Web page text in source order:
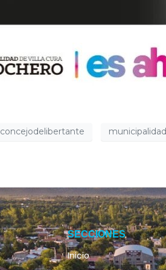
concejodelibertante municipalidad
SECCIONES
Inicio